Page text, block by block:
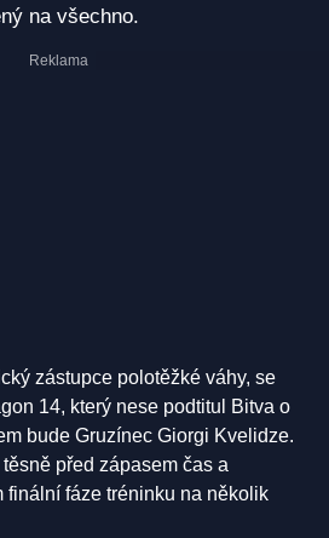
na všechno.
zástupce polotěžké váhy, se
14, který nese podtitul Bitva o
bude Gruzínec Giorgi Kvelidze.
před zápasem čas a
finální fáze tréninku na několik